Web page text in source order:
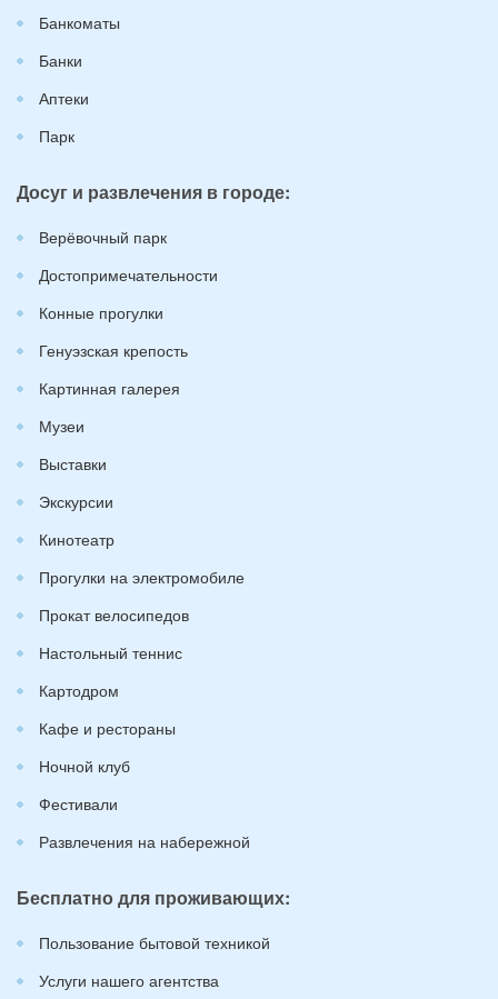
Банкоматы
Банки
Аптеки
Парк
Досуг и развлечения в городе:
Верёвочный парк
Достопримечательности
Конные прогулки
Генуэзская крепость
Картинная галерея
Музеи
Выставки
Экскурсии
Кинотеатр
Прогулки на электромобиле
Прокат велосипедов
Настольный теннис
Картодром
Кафе и рестораны
Ночной клуб
Фестивали
Развлечения на набережной
Бесплатно для проживающих:
Пользование бытовой техникой
Услуги нашего агентства